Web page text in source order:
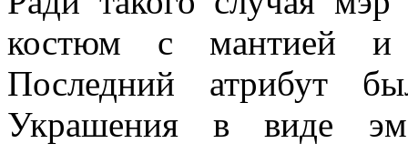
костюм с мантией и
Последний атрибут
Украшения в виде